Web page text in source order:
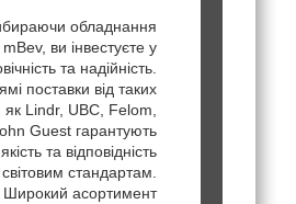
обладнання
mBev, ви інвестуєте у
та надійність.
поставки від таких
як Lindr, UBC, Felom,
Guest гарантують
та відповідність
світовим стандартам.
Широкий асортимент